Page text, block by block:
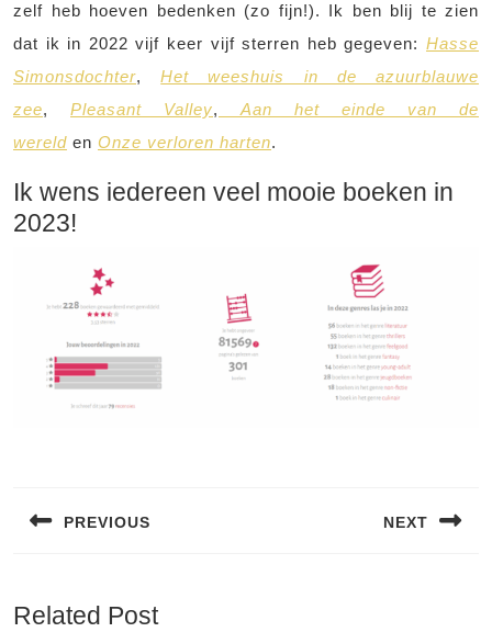
zelf heb hoeven bedenken (zo fijn!). Ik ben blij te zien
dat ik in 2022 vijf keer vijf sterren heb gegeven: Hasse
Simonsdochter,Het weeshuis in de azuurblauwe
zee, Pleasant Valley,
Aan het einde van de
wereld en Onze verloren harten.
Ik wens iedereen veel mooie boeken in
2023!
PREVIOUS NEXT
Related Post